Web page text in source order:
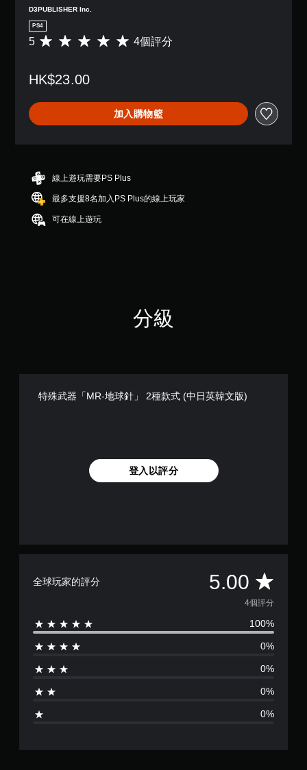
D3PUBLISHER Inc.
PS4
平
分
5
顆
星
5
顆
星
）
，
5 4個評分
HK$23.00
加入購物籃
線上遊玩需要PS Plus
最多支援8名加入PS Plus的線上玩家
可在線上遊玩
分級
特殊武器「MR-地球針」 2種款式 (中日英韓文版)
登入以評分
全球玩家的評分 5.00 平
均
評
分
5
星
4個評分
100%
0%
0%
0%
0%